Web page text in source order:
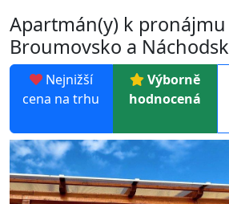
Apartmán(y) k pronájmu
Broumovsko a
Nejnižší
cena na trhu
Výborně
hodnocená